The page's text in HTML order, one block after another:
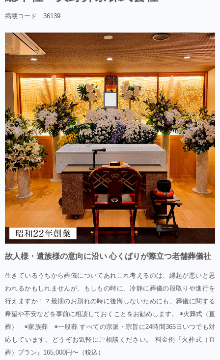
掲載コード 36139
故人様・遺族様の意向に沿い 心くばりが際立つ老舗葬儀社
生きているうちから葬儀についてあれこれ考えるのは、縁起が悪いと思
われるかもしれませんが、もしもの時に、冷静に葬儀の段取りや進行を
行えますか！？最期のお別れの時に後悔しないためにも、葬儀に関する
希望や不安などを事前に相談しておくことをお勧めします。 ◉火葬式（直
葬） ◉家族葬 ◉一般葬 すべての宗派・宗旨に24時間365日いつでも対
応しています。どうぞお気軽にご相談ください。 料金例『火葬式（直
葬）プラン』165,000円〜（税込）